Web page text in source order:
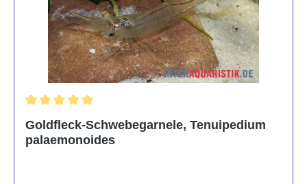
Goldfleck-Schwebegarnele, Tenuipedium
palaemonoides